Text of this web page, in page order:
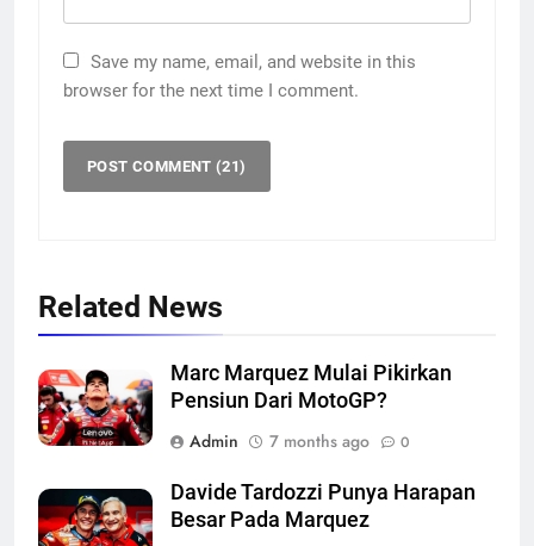
Save my name, email, and website in this
browser for the next time I comment.
Related News
Marc Marquez Mulai Pikirkan
Pensiun Dari MotoGP?
Admin
7 months ago 0
Davide Tardozzi Punya Harapan
Besar Pada Marquez